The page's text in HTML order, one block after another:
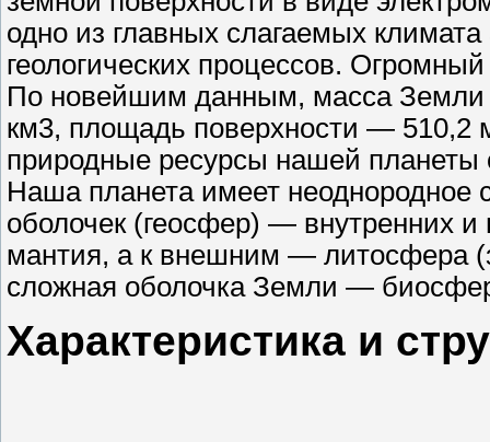
одно из главных слагаемых
геологических процессов.
По новейшим данным, масса Земли
км3, площадь поверхности — 510,2
природные ресурсы нашей планеты
Наша планета имеет неоднородное
оболочек (геосфер) — внутренних
мантия, а к внешним — литосфера
сложная оболочка Земли —
Характеристика и